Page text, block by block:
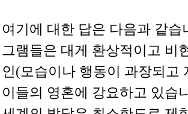
여기에 대한 답은 다음과 같
그램들은 대게 환상적이고 비
인(모습이나 행동이 과장되고
이들의 영혼에 강요하고 있습